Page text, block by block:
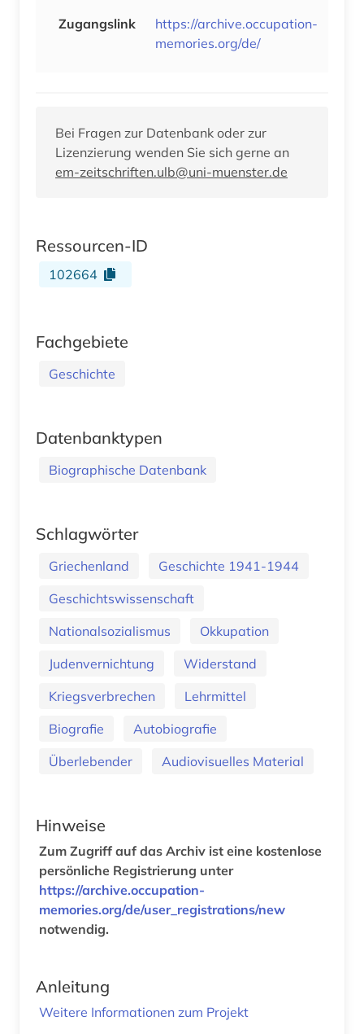
Zugangslink
https://archive.occupation-
memories.org/de/
Bei Fragen zur Datenbank oder zur
Lizenzierung wenden Sie sich gerne an
em-zeitschriften.ulb@uni-muenster.de
Ressourcen-ID
102664
Fachgebiete
Geschichte
Datenbanktypen
Biographische Datenbank
Schlagwörter
Griechenland
Geschichte 1941-1944
Geschichtswissenschaft
Nationalsozialismus
Okkupation
Judenvernichtung
Widerstand
Kriegsverbrechen
Lehrmittel
Biografie
Autobiografie
Überlebender
Audiovisuelles Material
Hinweise
Zum Zugriff auf das Archiv ist eine kostenlose
persönliche Registrierung unter
https://archive.occupation-
memories.org/de/user_registrations/new
notwendig.
Anleitung
Weitere Informationen zum Projekt